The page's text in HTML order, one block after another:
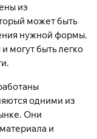
из
может быть
нужной формы.
могут быть легко
одними из
Они
и